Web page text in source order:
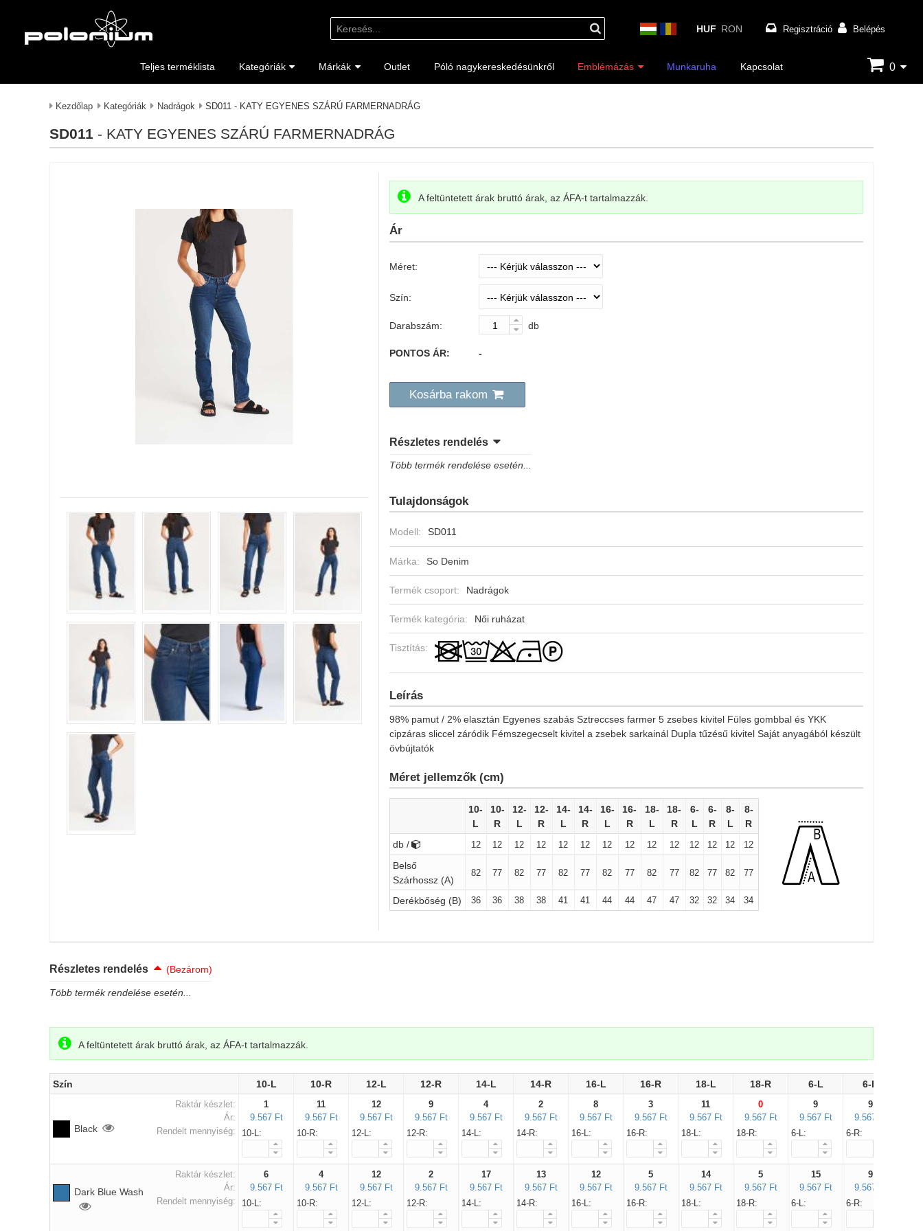
HUF RON Regisztráció Belépés
Teljes terméklista Kategóriák Márkák Outlet Póló nagykereskedésünkről Emblémázás Munkaruha Kapcsolat 0
Kezdőlap Kategóriák Nadrágok SD011 - KATY EGYENES SZÁRÚ FARMERNADRÁG
SD011 - KATY EGYENES SZÁRÚ FARMERNADRÁG
A feltüntetett árak bruttó árak, az ÁFA-t tartalmazzák.
Ár
Méret:
Szín:
Darabszám: db
PONTOS ÁR: -
Kosárba rakom
Részletes rendelés
Több termék rendelése esetén...
Tulajdonságok
Modell: SD011
Márka: So Denim
Termék csoport: Nadrágok
Termék kategória: Női ruházat
Tisztítás:
Leírás
98% pamut / 2% elasztán Egyenes szabás Sztreccses farmer 5 zsebes kivitel Füles gombbal és YKK
cipzáras sliccel záródik Fémszegecselt kivitel a zsebek sarkainál Dupla tűzésű kivitel Saját anyagából készült
övbújtatók
Méret jellemzők (cm)
10-
L
10-
R
12-
L
12-
R
14-
L
14-
R
16-
L
16-
R
18-
L
18-
R
6-
L
6-
R
8-
L
8-
R
db /
12 12 12 12 12 12 12 12 12 12 12 12 12 12
Belső
Szárhossz (A)
82 77 82 77 82 77 82 77 82 77 82 77 82 77
Derékbőség (B) 36 36 38 38 41 41 44 44 47 47 32 32 34 34
Részletes rendelés
(Bezárom)
Több termék rendelése esetén...
A feltüntetett árak bruttó árak, az ÁFA-t tartalmazzák.
Szín 10-L 10-R 12-L 12-R 14-L 14-R 16-L 16-R 18-L 18-R 6-L 6-R
Black
Raktár készlet:
Ár:
Rendelt mennyiség:
1
9.567 Ft
10-L:
11
9.567 Ft
10-R:
12
9.567 Ft
12-L:
9
9.567 Ft
12-R:
4
9.567 Ft
14-L:
2
9.567 Ft
14-R:
8
9.567 Ft
16-L:
3
9.567 Ft
16-R:
11
9.567 Ft
18-L:
0
9.567 Ft
18-R:
9
9.567 Ft
6-L:
9
9.567 Ft
6-R:
Dark Blue Wash
Raktár készlet:
Ár:
Rendelt mennyiség:
6
9.567 Ft
10-L:
4
9.567 Ft
10-R:
12
9.567 Ft
12-L:
2
9.567 Ft
12-R:
17
9.567 Ft
14-L:
13
9.567 Ft
14-R:
12
9.567 Ft
16-L:
5
9.567 Ft
16-R:
14
9.567 Ft
18-L:
5
9.567 Ft
18-R:
15
9.567 Ft
6-L:
9
9.567 Ft
6-R: